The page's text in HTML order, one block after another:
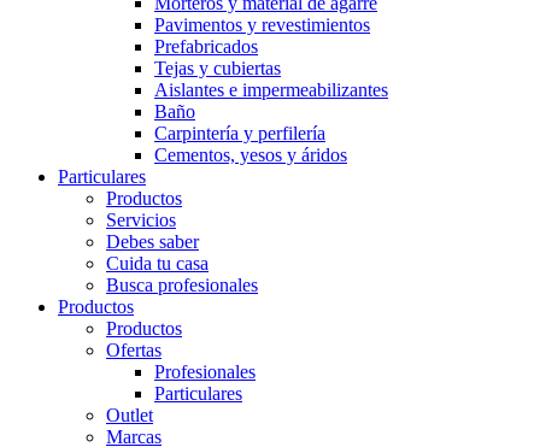
Pavimentos y revestimientos
Prefabricados
Tejas y cubiertas
Aislantes e impermeabilizantes
Baño
Carpintería y perfilería
Cementos, yesos y áridos
Particulares
Productos
Servicios
Debes saber
Cuida tu casa
Busca profesionales
Productos
Productos
Ofertas
Profesionales
Particulares
Outlet
Marcas